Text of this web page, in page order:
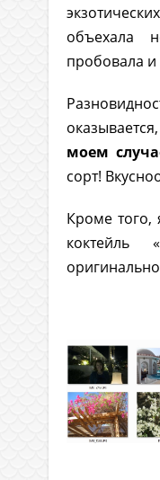
объехала
пробовала
моем
сорт!
Кроме того,
коктейль